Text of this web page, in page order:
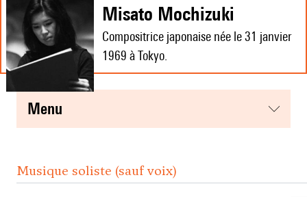
Misato Mochizuki
Compositrice japonaise née le 31 janvier
1969 à Tokyo.
menu
Musique soliste (sauf voix)